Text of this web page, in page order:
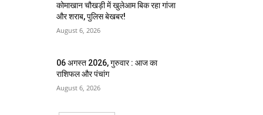
कोमाखान चौखड़ी में खुलेआम बिक रहा गांजा
और शराब, पुलिस बेखबर!
August 6, 2026
06 अगस्त 2026, गुरुवार : आज का
राशिफल और पंचांग
August 6, 2026